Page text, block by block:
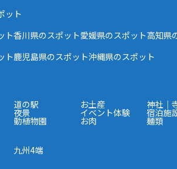
ット
ト香川県のスポット愛媛県のスポット高知県
ト鹿児島県のスポット沖縄県のスポット
道の駅 お土産 神社｜
夜景 イベント体験 宿泊施
動植物園 お肉 麺類
九州4端